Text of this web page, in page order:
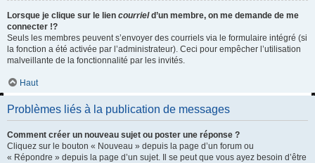
Lorsque je clique sur le lien courrield’un membre, on me demande de me
connecter !?
Seuls les membres peuvent s’envoyer des courriels via le formulaire intégré (si
la fonction a été activée par l’administrateur). Ceci pour empêcher l’utilisation
malveillante de la fonctionnalité par les invités.
Haut
Problèmes liés à la publication de messages
Comment créer un nouveau sujet ou poster une réponse ?
Cliquez sur le bouton « Nouveau » depuis la page d’un forum ou
« Répondre » depuis la page d’un sujet. Il se peut que vous ayez besoin d’être